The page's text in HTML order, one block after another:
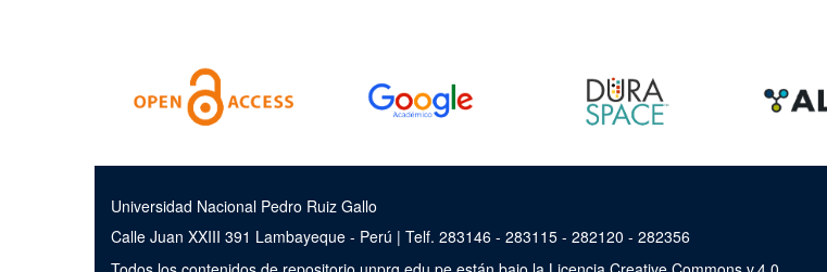
Universidad Nacional Pedro Ruiz Gallo
Calle Juan XXIII 391 Lambayeque - Perú | Telf. 283146 - 283115 - 282120 - 282356